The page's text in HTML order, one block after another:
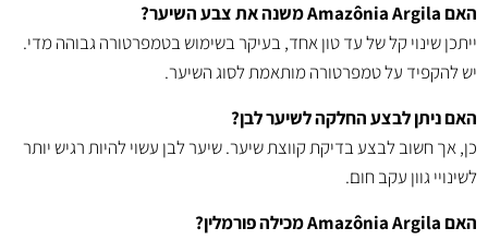
האם Amazônia Argila משנה את צבע השיער?
ייתכן שינוי קל של עד טון אחד, בעיקר בשימוש בטמפרטורה גבוהה מדי.
יש להקפיד על טמפרטורה מותאמת לסוג השיער.
האם ניתן לבצע החלקה לשיער לבן?
כן, אך חשוב לבצע בדיקת קווצת שיער. שיער לבן עשוי להיות רגיש יותר
לשינויי גוון עקב חום.
האם Amazônia Argila מכילה פורמלין?